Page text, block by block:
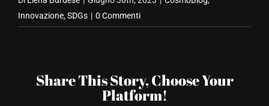
Innovazione,SDGs | 0 Commenti
Share This Story, Choose Your
Platform!